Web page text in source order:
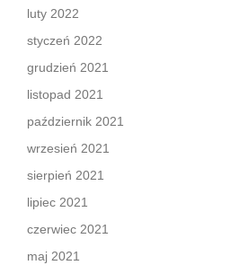
luty 2022
styczeń 2022
grudzień 2021
listopad 2021
październik 2021
wrzesień 2021
sierpień 2021
lipiec 2021
czerwiec 2021
maj 2021